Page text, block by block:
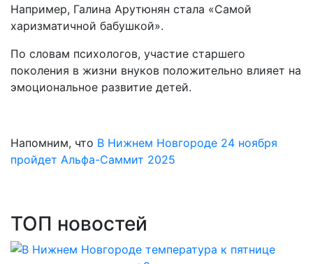
Например, Галина Арутюнян стала «Самой
харизматичной бабушкой».
По словам психологов, участие старшего
поколения в жизни внуков положительно влияет на
эмоциональное развитие детей.
Напомним, что В Нижнем Новгороде 24 ноября
пройдет Альфа-Саммит 2025
ТОП новостей